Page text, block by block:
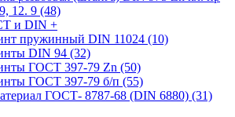
12. 9 (48)
и DIN +
пружинный DIN 11024 (10)
DIN 94 (32)
ГОСТ 397-79 Zn (50)
ГОСТ 397-79 б/п (55)
ГОСТ- 8787-68 (DIN 6880) (31)